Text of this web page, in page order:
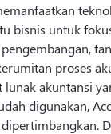
bisnis untuk
proses
lunak akuntansi
digunakan,